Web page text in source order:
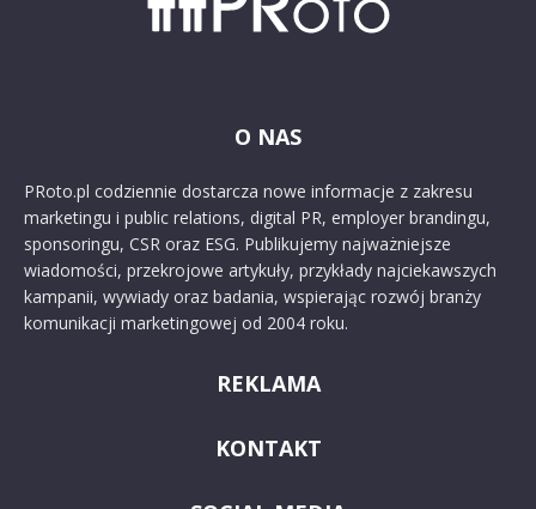
O NAS
PRoto.pl codziennie dostarcza nowe informacje z zakresu
marketingu i public relations, digital PR, employer brandingu,
sponsoringu, CSR oraz ESG. Publikujemy najważniejsze
wiadomości, przekrojowe artykuły, przykłady najciekawszych
kampanii, wywiady oraz badania, wspierając rozwój branży
komunikacji marketingowej od 2004 roku.
REKLAMA
KONTAKT